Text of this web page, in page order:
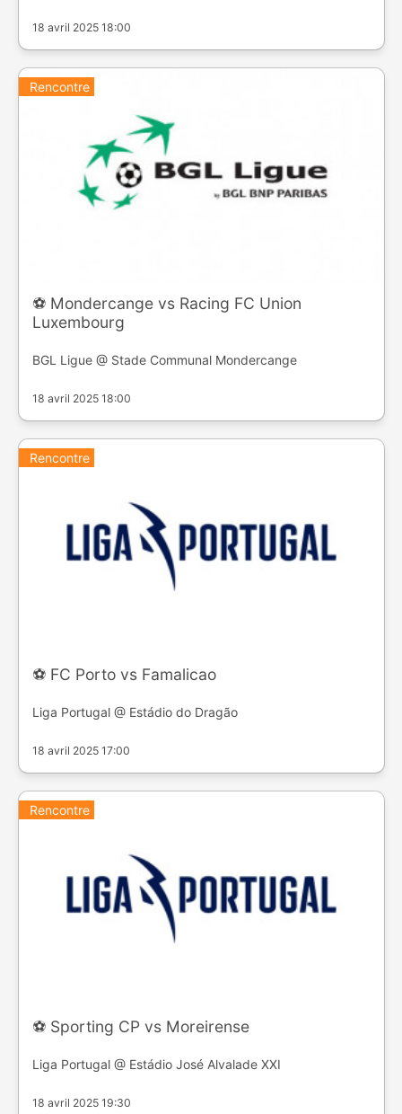
18 avril 2025 18:00
Rencontre
⚽️ Mondercange vs Racing FC Union
Luxembourg
BGL Ligue @ Stade Communal Mondercange
18 avril 2025 18:00
Rencontre
⚽️ FC Porto vs Famalicao
Liga Portugal @ Estádio do Dragão
18 avril 2025 17:00
Rencontre
⚽️ Sporting CP vs Moreirense
Liga Portugal @ Estádio José Alvalade XXI
18 avril 2025 19:30